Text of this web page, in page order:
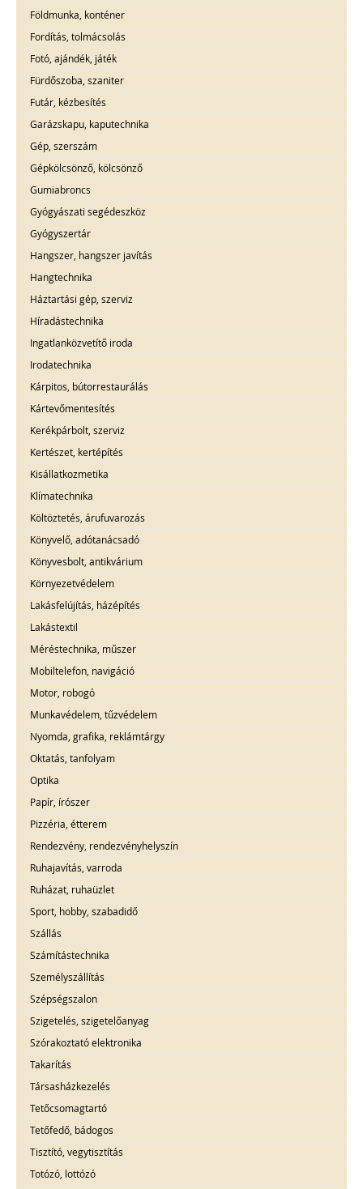
Földmunka, konténer
Fordítás, tolmácsolás
Fotó, ajándék, játék
Fürdőszoba, szaniter
Futár, kézbesítés
Garázskapu, kaputechnika
Gép, szerszám
Gépkölcsönző, kölcsönző
Gumiabroncs
Gyógyászati segédeszköz
Gyógyszertár
Hangszer, hangszer javítás
Hangtechnika
Háztartási gép, szerviz
Híradástechnika
Ingatlanközvetítő iroda
Irodatechnika
Kárpitos, bútorrestaurálás
Kártevőmentesítés
Kerékpárbolt, szerviz
Kertészet, kertépítés
Kisállatkozmetika
Klímatechnika
Költöztetés, árufuvarozás
Könyvelő, adótanácsadó
Könyvesbolt, antikvárium
Környezetvédelem
Lakásfelújítás, házépítés
Lakástextil
Méréstechnika, műszer
Mobiltelefon, navigáció
Motor, robogó
Munkavédelem, tűzvédelem
Nyomda, grafika, reklámtárgy
Oktatás, tanfolyam
Optika
Papír, írószer
Pizzéria, étterem
Rendezvény, rendezvényhelyszín
Ruhajavítás, varroda
Ruházat, ruhaüzlet
Sport, hobby, szabadidő
Szállás
Számítástechnika
Személyszállítás
Szépségszalon
Szigetelés, szigetelőanyag
Szórakoztató elektronika
Takarítás
Társasházkezelés
Tetőcsomagtartó
Tetőfedő, bádogos
Tisztító, vegytisztítás
Totózó, lottózó